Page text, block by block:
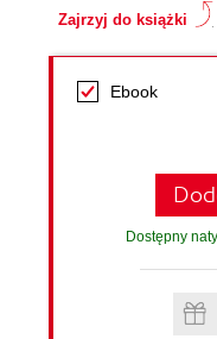
Zajrzyj do książki
Ebook
Dostępny